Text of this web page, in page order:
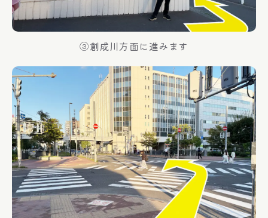
③創成川方面に進みます